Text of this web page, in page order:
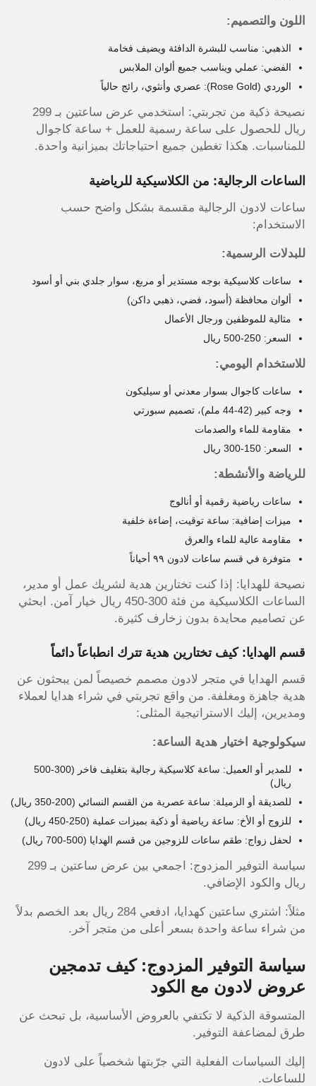
اللون والتصميم:
الذهبي: مناسب للبشرة الدافئة ويضيف فخامة
الفضي: عملي ويناسب جميع ألوان الملابس
الوردي (Rose Gold): عصري وأنثوي، رائج حالياً
نصيحة ذكية من تجربتي: استخدمي عرض ساعتين بـ 299
ريال للحصول على ساعة رسمية للعمل + ساعة كاجوال
للمناسبات. هكذا تغطين جميع احتياجاتك بميزانية واحدة.
الساعات الرجالية: من الكلاسيكية للرياضية
ساعات لادون الرجالية مقسمة بشكل واضح حسب
الاستخدام:
للبدلات الرسمية:
ساعات كلاسيكية بوجه مستدير أو مربع، سوار جلدي بني أو أسود
ألوان محافظة (أسود، فضي، ذهبي داكن)
مثالية للموظفين ورجال الأعمال
السعر: 250-500 ريال
للاستخدام اليومي:
ساعات كاجوال بسوار معدني أو سيليكون
وجه كبير (42-44 ملم)، تصميم سبورتي
مقاومة للماء والصدمات
السعر: 150-300 ريال
للرياضة والأنشطة:
ساعات رياضية رقمية أو أنالوج
ميزات إضافية: ساعة توقيت، إضاءة خلفية
مقاومة عالية للماء والعرق
متوفرة في قسم ساعات لادون ٩٩ أحياناً
نصيحة للهدايا: إذا كنت تختارين هدية لشريك عمل أو مدير،
الساعات الكلاسيكية من فئة 300-450 ريال خيار آمن. ابحثي
عن تصاميم محايدة بدون زخارف كثيرة.
قسم الهدايا: كيف تختارين هدية تترك انطباعاً دائماً
قسم الهدايا في متجر لادون مصمم خصيصاً لمن يبحثون عن
هدية جاهزة ومغلفة. من واقع تجربتي في شراء هدايا لعملاء
ومديرين، إليك الاستراتيجية المثلى:
سيكولوجية اختيار هدية الساعة:
للمدير أو العميل: ساعة كلاسيكية رجالية بتغليف فاخر (300-500
ريال)
للصديقة أو الزميلة: ساعة عصرية من القسم النسائي (200-350 ريال)
للزوج أو الأخ: ساعة رياضية أو ذكية بميزات عملية (250-450 ريال)
لحفل زواج: طقم ساعات للزوجين من قسم الهدايا (500-700 ريال)
سياسة التوفير المزدوج: اجمعي بين عرض ساعتين بـ 299
ريال والكود الإضافي.
مثلاً: اشتري ساعتين كهدايا، ادفعي 284 ريال بعد الخصم بدلاً
من شراء ساعة واحدة بسعر أعلى من متجر آخر.
سياسة التوفير المزدوج: كيف تدمجين
عروض لادون مع الكود
المتسوقة الذكية لا تكتفي بالعروض الأساسية، بل تبحث عن
طرق لمضاعفة التوفير.
إليك السياسات الفعلية التي جرّبتها شخصياً على لادون
للساعات.